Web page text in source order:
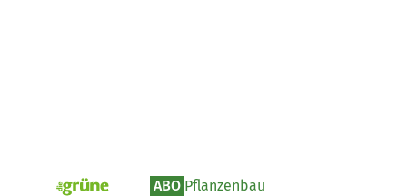
pv_die-grune-online ABO Pflanzenbau